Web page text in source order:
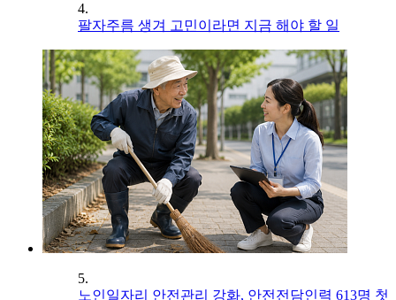
4.
팔자주름 생겨 고민이라면 지금 해야 할 일
5.
노인일자리 안전관리 강화, 안전전담인력 613명 첫